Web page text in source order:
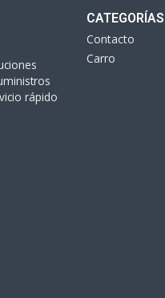
rápido
CATEGORÍAS
Contacto
Carro